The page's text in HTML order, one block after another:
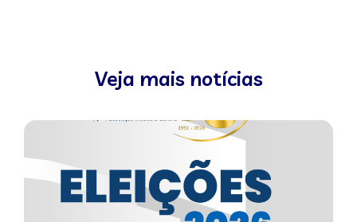
Veja mais notícias